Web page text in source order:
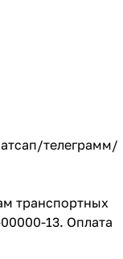
телеграмм/
транспортных
13. Оплата